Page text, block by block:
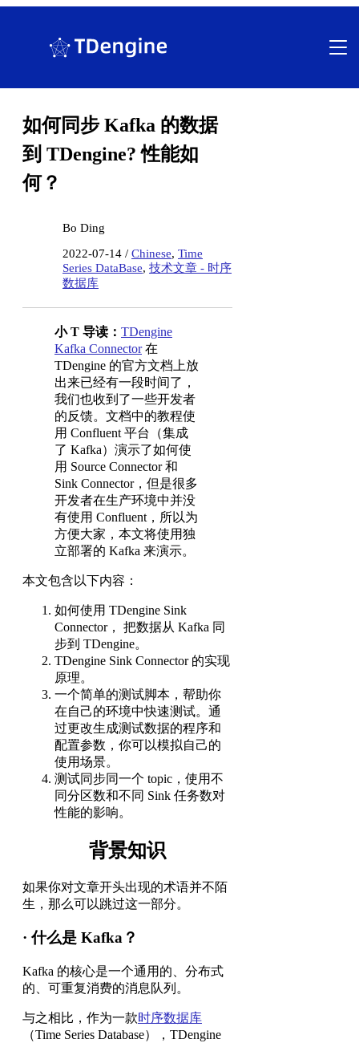
如何同步 Kafka 的数据
到 TDengine? 性能如
何？
Bo Ding
2022-07-14 / Chinese, Time
Series DataBase, 技术文章 - 时序
数据库
小 T 导读： TDengine
Kafka Connector在
TDengine 的官方文档上放
出来已经有一段时间了，
我们也收到了一些开发者
的反馈。文档中的教程使
用 Confluent 平台（集成
了 Kafka）演示了如何使
用 Source Connector 和
Sink Connector，但是很多
开发者在生产环境中并没
有使用 Confluent，所以为
方便大家，本文将使用独
立部署的 Kafka 来演示。
本文包含以下内容：
如何使用 TDengine Sink
Connector， 把数据从 Kafka 同
步到 TDengine。
TDengine Sink Connector 的实现
原理。
一个简单的测试脚本，帮助你
在自己的环境中快速测试。通
过更改生成测试数据的程序和
配置参数，你可以模拟自己的
使用场景。
测试同步同一个 topic，使用不
同分区数和不同 Sink 任务数对
性能的影响。
背景知识
如果你对文章开头出现的术语并不陌
生，那么可以跳过这一部分。
· 什么是 Kafka？
Kafka 的核心是一个通用的、分布式
的、可重复消费的消息队列。
与之相比，作为一款时序数据库
（Time Series Database），TDengine